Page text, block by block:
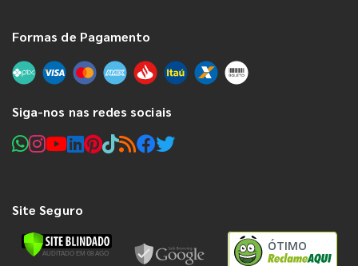
Formas de Pagamento
Siga-nos nas redes sociais
Site Seguro
ÓTIMO